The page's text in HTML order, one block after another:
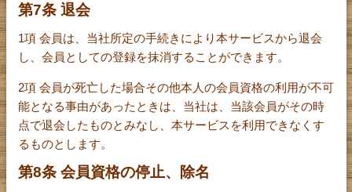
第7条 退会
1項 会員は、当社所定の手続きにより本サービスから退会
し、会員としての登録を抹消することができます。
2項 会員が死亡した場合その他本人の会員資格の利用が不可
能となる事由があったときは、当社は、当該会員がその時
点で退会したものとみなし、本サービスを利用できなくす
るものとします。
第8条 会員資格の停止、除名